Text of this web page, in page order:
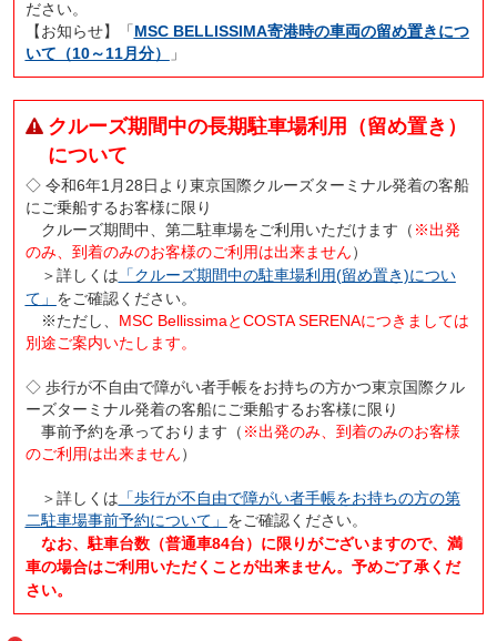
ださい。
【お知らせ】「 MSC BELLISSIMA寄港時の車両の留め置きにつ
いて（10～11月分）
」
クルーズ期間中の長期駐車場利用（留め置き）
について
◇ 令和6年1月28日より東京国際クルーズターミナル発着の客船
にご乗船するお客様に限り
クルーズ期間中、第二駐車場をご利用いただけます（ ※出発
のみ、到着のみのお客様のご利用は出来ません ）
＞詳しくは 「クルーズ期間中の駐車場利用(留め置き)につい
て」 をご確認ください。
※ただし、
MSC BellissimaとCOSTA SERENAにつきましては
別途ご案内いたします。
◇ 歩行が不自由で障がい者手帳をお持ちの方かつ東京国際クル
ーズターミナル発着の客船にご乗船するお客様に限り
事前予約を承っております（ ※出発のみ、到着のみのお客様
のご利用は出来ません ）
＞詳しくは 「歩行が不自由で障がい者手帳をお持ちの方の第
二駐車場事前予約について」 をご確認ください。
なお、駐車台数（普通車84台）に限りがございますので、満
車の場合はご利用いただくことが出来ません。予めご了承くだ
さい。